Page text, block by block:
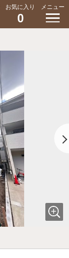
お気に入り
0
メニュー